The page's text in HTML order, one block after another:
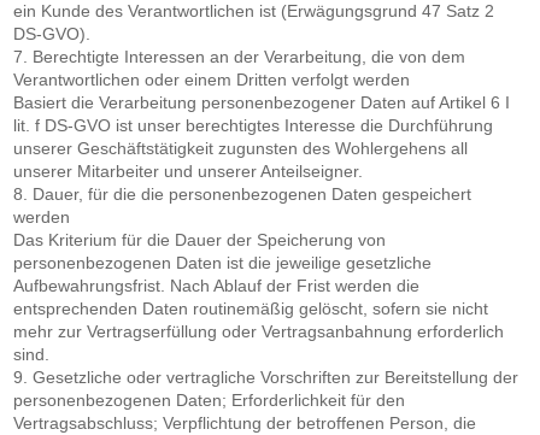
ein Kunde des Verantwortlichen ist (Erwägungsgrund 47 Satz 2
DS-GVO).
7. Berechtigte Interessen an der Verarbeitung, die von dem
Verantwortlichen oder einem Dritten verfolgt werden
Basiert die Verarbeitung personenbezogener Daten auf Artikel 6 I
lit. f DS-GVO ist unser berechtigtes Interesse die Durchführung
unserer Geschäftstätigkeit zugunsten des Wohlergehens all
unserer Mitarbeiter und unserer Anteilseigner.
8. Dauer, für die die personenbezogenen Daten gespeichert
werden
Das Kriterium für die Dauer der Speicherung von
personenbezogenen Daten ist die jeweilige gesetzliche
Aufbewahrungsfrist. Nach Ablauf der Frist werden die
entsprechenden Daten routinemäßig gelöscht, sofern sie nicht
mehr zur Vertragserfüllung oder Vertragsanbahnung erforderlich
sind.
9. Gesetzliche oder vertragliche Vorschriften zur Bereitstellung der
personenbezogenen Daten; Erforderlichkeit für den
Vertragsabschluss; Verpflichtung der betroffenen Person, die